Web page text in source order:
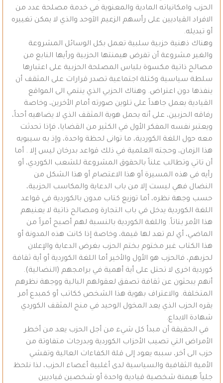
الحزب وامكانياته المادية والمعنوية في خدمة مصلحة عدد من
الافراد القياديين على رأسهم الزعيم الآوحد والذي لا يمكن تغييره
أو تبديله.
وهناك ذهنية حزبية سلبية تعمل بكل الوسائل المشروعة
والغير مشروعة أن تفرض هيمنتها الحزبية ورأيها النابع من
مصالح ذاتية مكسوة بلباس المصلحة الحزبية على اعتبارها
سلطة سياسية وكتلة اجتماعية تصدر قرارات على المثقف أن
ينفذها دون اعتراض. وهناك الحزبي الذي ينتمي الى المواقع
القيادية يعمل جاهداً على تلوين صورته أمام الأخرين، وخاصة
رفاقه الحزبين، على أنه يحمل هوية المثقف الذي لا يضاهيه أحداً،
ويعتبر نفسه المفكر الأول في الكثير من القضايا، فإذا تحدثت
معه حول اللغة الكوردية، ما توانى لحظة واحدة، وإذ به سيبويه
هذا الزمان، وحجته العلمية في ذلك قواعد بدرخان ليس إلا . أما
أن تاتي وتطالب علناً بالحقوق المشروعة للشعب الكوردي، أو
رأيه في هذه المسيرة أو هذا الاعتصام أو هذا الشكل من
النضال فهي ليست إلا من باب الدعاية والمكاسب الحزبية،
حسب وجهة نظره، أما توزيع كتاب مدون بالكوردية في قواعد
اللغة الكوردية يدخل في باب التجارة ومصالح ذاتية لا يعنيهم
هذا الأمر بتاتاً. واللغة الكوردية بالنسبة لهم أصبح أمراً من
الماضي، أي لم تعد لها قيمة، وخاصة إذا كانت هذه المدونة أو
هذا الكتاب غير مختوم بختم الحزب بغرض الدعاية والإعلان
لحزبهم، فالحزب هو الأول والأخير أما اللغة الكوردية أو أية ثقافة
كوردية اخرى لا تحتل على أية أهمية في برامجهم (النضالية).
أنهم يبحثون عن ثقافة تصفق لعقولهم البالية ووجهة نظرهم
المتخلفة. والاعتراف بهوية هذا الشخص ككاتب أو كمبدع أمر
يقره الحزب الذي يعد المخول الوحيد في منح المثقف الكوردي
شهادة الابداع.
في الحقيقة أن مبدأ كل شيء من أجل الحزب يعد من أخطر
الأمراض التي تصيب الأحزاب الكوردية وبدرجات متفاوتة من
حزب الى أخر، سببه يعود إلى قلة الكفاءات العالية وتفشي
الأمية الثقافية والسياسية لدى أغلبية أعصاء الحزب، لذا نلحظ
جلياً هيمنة شخصية قيادية واحدة أو شخصين قياديين